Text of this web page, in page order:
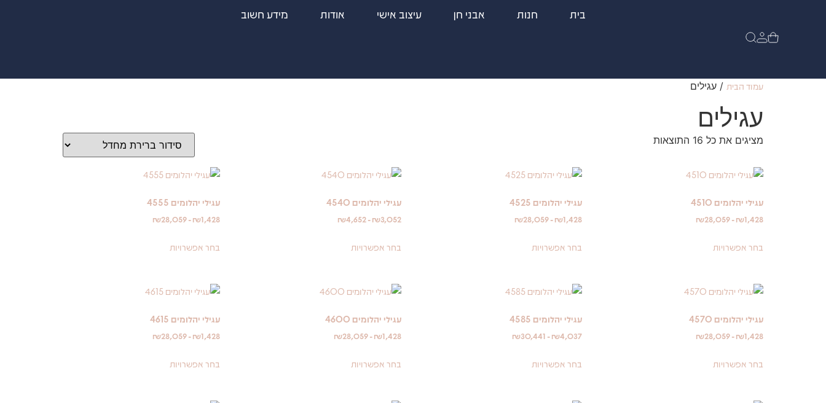
בית חנות אבני חן עיצוב אישי אודות מידע חשוב
עמוד הבית / עגילים
עגילים
מציגים את כל ⁦16⁩ התוצאות
עגילי יהלומים 4510
₪1,428
-
₪28,059
בחר אפשרויות
עגילי יהלומים 4525
₪1,428
-
₪28,059
בחר אפשרויות
עגילי יהלומים 4540
₪3,052
-
₪4,652
בחר אפשרויות
עגילי יהלומים 4555
₪1,428
-
₪28,059
בחר אפשרויות
עגילי יהלומים 4570
₪1,428
-
₪28,059
בחר אפשרויות
עגילי יהלומים 4585
₪4,037
-
₪30,441
בחר אפשרויות
עגילי יהלומים 4600
₪1,428
-
₪28,059
בחר אפשרויות
עגילי יהלומים 4615
₪1,428
-
₪28,059
בחר אפשרויות